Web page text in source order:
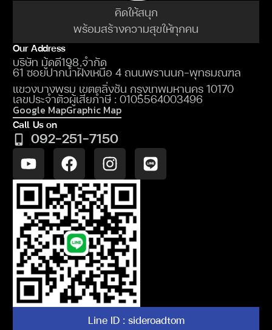
คิดให้สนุก
พร้อมสร้างความสุขให้ทุกคน
Our Address
บริษัท มู้ดดี198 จำกัด
61 ซอยปากน้ำฝั่งเหนือ 4 ถนนพรานนก-พุทธมณฑล
แขวงบางพรม เขตตลิ่งชัน กรุงเทพมหานคร 10170
เลขประจำตัวผู้เสียภำษี : 0105564003496
Google MapGraphic Map
Call Us on
092-251-7150
Line ID : sideroadtom